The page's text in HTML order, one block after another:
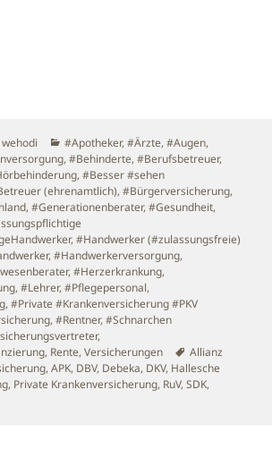
Autor
wehodi Kategorien
#Apotheker,#Ärzte,#Augen,
,#Behinderte,#Berufsbetreuer,
,#Besser #sehen
(ehrenamtlich),#Bürgerversicherung,
,#Generationenberater,#Gesundheit,
,#Handwerker (#zulassungsfreie)
,#Handwerkerversorgung,
,#Herzerkrankung,
,#Lehrer,#Pflegepersonal,
,#Private #Krankenversicherung #PKV
,#Rentner,#Schnarchen
,
, Rente,Versicherungen Schlagwörter
Allianz
,APK, DBV, Debeka, DKV, Hallesche
, Private Krankenversicherung, RuV,SDK,